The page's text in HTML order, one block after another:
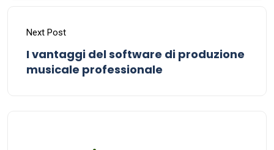
Next Post
I vantaggi del software di produzione
musicale professionale